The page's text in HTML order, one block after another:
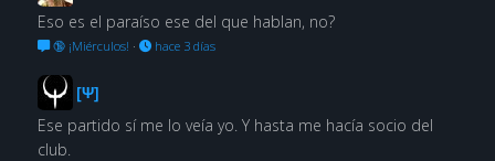
Eso es el paraíso ese del que hablan, no?
🔞 ¡Miérculos! · hace 3 días
[Ψ]
Ese partido sí me lo veía yo. Y hasta me hacía socio del
club.